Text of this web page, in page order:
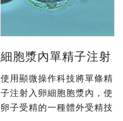
細胞漿內單精子注射
使用顯微操作科技將單條精
子注射入卵細胞胞漿內，使
卵子受精的一種體外受精技